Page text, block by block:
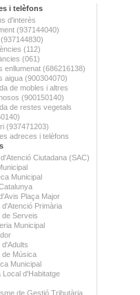
i telèfons
d'interès
(937144040)
(112)
(061)
enllumenat (686216138)
aigua (900304070)
de mobles i altres
(900150140)
de restes vegetals
(937471203)
adreces i telèfons
Ciutadana (SAC)
Municipal
Plaça Major
d'Atenció Primària
de Serveis
Municipal
d'Adults
de Música
Municipal
Local d'Habitatge
de Gestió Tributària